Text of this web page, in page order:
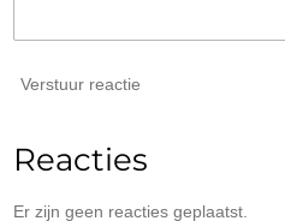
Verstuur reactie
Reacties
Er zijn geen reacties geplaatst.